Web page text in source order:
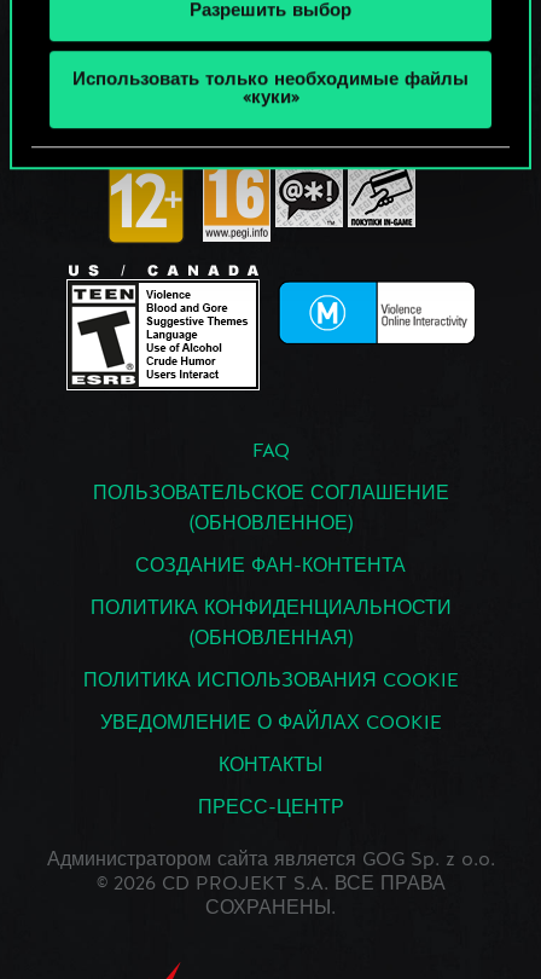
Разрешить выбор
Использовать только необходимые файлы
«куки»
FAQ
ПОЛЬЗОВАТЕЛЬСКОЕ СОГЛАШЕНИЕ
(ОБНОВЛЕННОЕ)
СОЗДАНИЕ ФАН-КОНТЕНТА
ПОЛИТИКА КОНФИДЕНЦИАЛЬНОСТИ
(ОБНОВЛЕННАЯ)
ПОЛИТИКА ИСПОЛЬЗОВАНИЯ COOKIE
УВЕДОМЛЕНИЕ О ФАЙЛАХ COOKIE
КОНТАКТЫ
ПРЕСС-ЦЕНТР
Администратором сайта является GOG Sp. z o.o.
© 2026 CD PROJEKT S.A. ВСЕ ПРАВА
СОХРАНЕНЫ.